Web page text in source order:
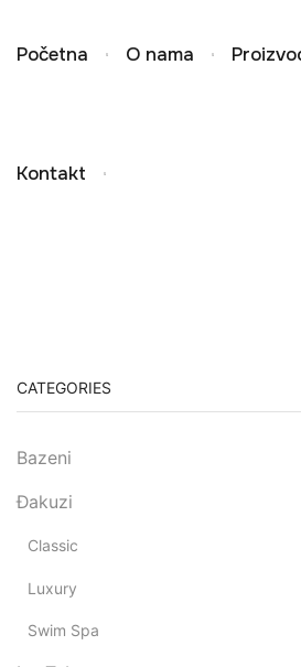
Početna O nama
Kontakt
CATEGORIES
Bazeni
Đakuzi
Classic
Luxury
Swim Spa